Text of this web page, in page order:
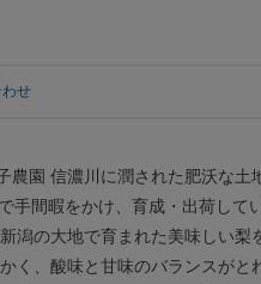
せ
園 信濃川に潤された肥沃な
手間暇をかけ、育成・出荷し
潟の大地で育まれた美味しい
く、酸味と甘味のバランスが